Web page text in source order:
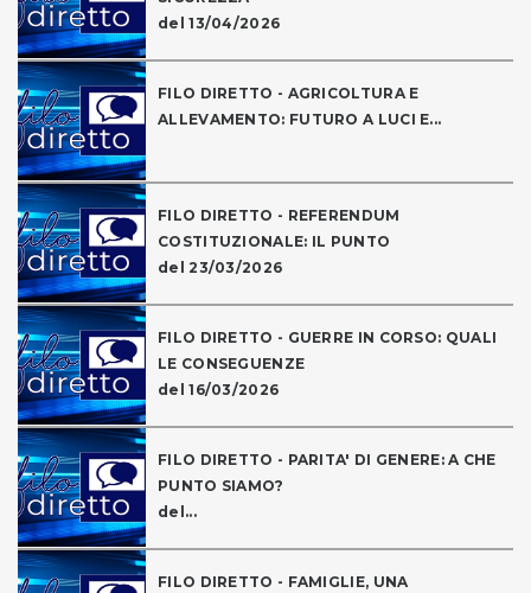
del 13/04/2026
FILO DIRETTO - AGRICOLTURA E
ALLEVAMENTO: FUTURO A LUCI E...
FILO DIRETTO - REFERENDUM
COSTITUZIONALE: IL PUNTO
del 23/03/2026
FILO DIRETTO - GUERRE IN CORSO: QUALI
LE CONSEGUENZE
del 16/03/2026
FILO DIRETTO - PARITA' DI GENERE: A CHE
PUNTO SIAMO?
del...
FILO DIRETTO - FAMIGLIE, UNA